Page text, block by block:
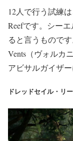
12人で行う試練
Reefです。シー
ると言うもので
Vents（ヴォルカ
アビサルガイザ
ドレッドセイル・リ